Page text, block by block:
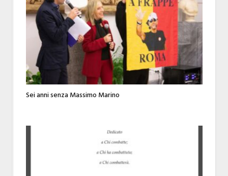
Sei anni senza Massimo Marino